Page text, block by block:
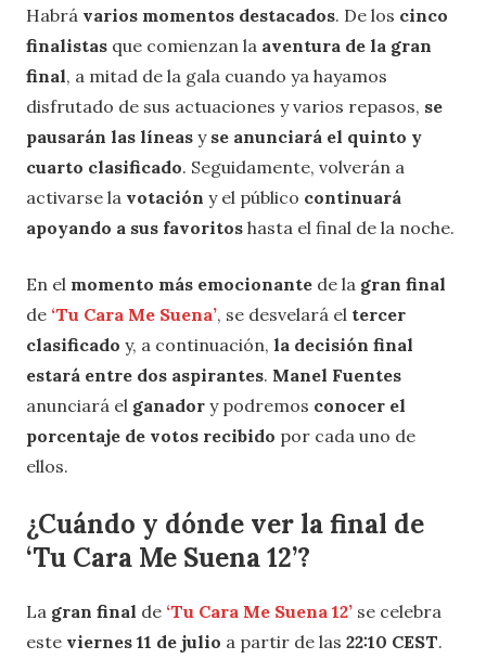
Habrá varios momentos destacados. De los cinco
finalistas que comienzan la aventura de la gran
final, a mitad de la gala cuando ya hayamos
disfrutado de sus actuaciones y varios repasos, se
pausarán las líneas y se anunciará el quinto y
cuarto clasificado. Seguidamente, volverán a
activarse la votación y el público continuará
apoyando a sus favoritos hasta el final de la noche.
En el momento más emocionante de la gran final
de ‘Tu Cara Me Suena’, se desvelará el tercer
clasificado y, a continuación, la decisión final
estará entre dos aspirantes. Manel Fuentes
anunciará el ganador y podremos conocer el
porcentaje de votos recibido por cada uno de
ellos.
¿Cuándo y dónde ver la final de
‘Tu Cara Me Suena 12’?
La gran final de ‘Tu Cara Me Suena 12’ se celebra
este viernes 11 de julio a partir de las 22:10 CEST.